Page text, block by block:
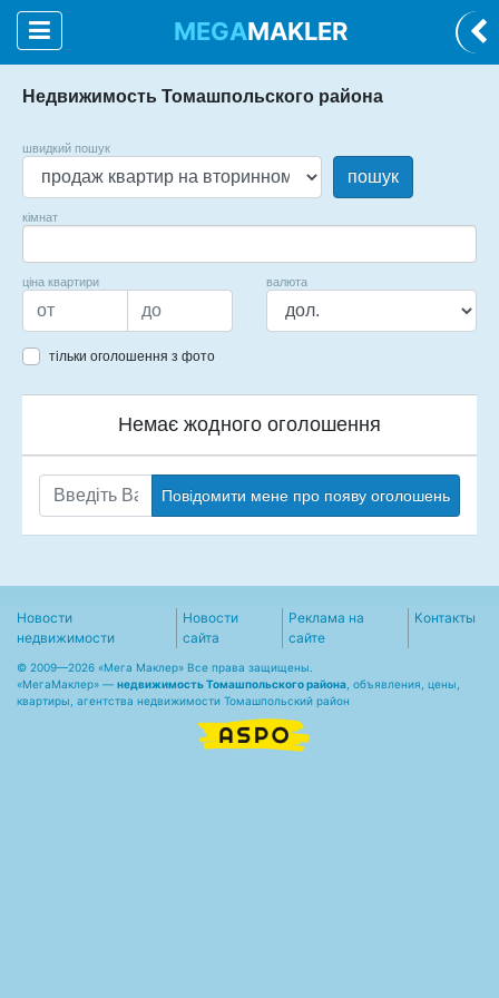
MEGAMAKLER
Недвижимость Томашпольского района
швидкий пошук
пошук
кімнат
ціна квартири валюта
тільки оголошення з фото
Немає жодного оголошення
Повідомити мене про появу оголошень
Новости
недвижимости
Новости
сайта
Реклама на
сайте
Контакты
© 2009—2026 «Мега Маклер» Все права защищены.
«МегаМаклер» — недвижимость Томашпольского района , объявления, цены,
квартиры, агентства недвижимости Томашпольский район